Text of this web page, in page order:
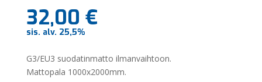
32,00 €
sis. alv. 25,5%
G3/EU3 suodatinmatto ilmanvaihtoon.
Mattopala 1000x2000mm.